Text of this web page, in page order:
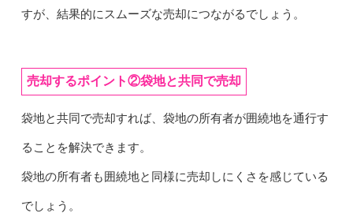
すが、結果的にスムーズな売却につながるでしょう。
売却するポイント②袋地と共同で売却
袋地と共同で売却すれば、袋地の所有者が囲繞地を通行す
ることを解決できます。
袋地の所有者も囲繞地と同様に売却しにくさを感じている
でしょう。